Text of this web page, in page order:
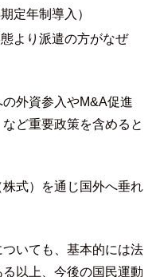
定年制導入）
より派遣の方がなぜ
外資参入やM&A促進
ど重要政策を含めると
式）を通じ国外へ垂れ
いても、基本的には法
以上、今後の国民運動